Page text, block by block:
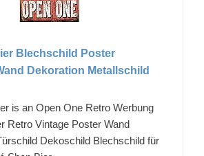
Blechschild Poster
Dekoration Metallschild
is an Open One Retro Werbung
Retro Vintage Poster Wand
Dekoschild Blechschild für